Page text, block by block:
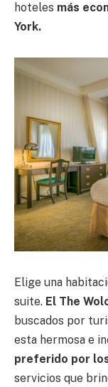
hoteles más
York.
Elige una
suite. El The
buscados por
esta hermosa e
preferido por
servicios que